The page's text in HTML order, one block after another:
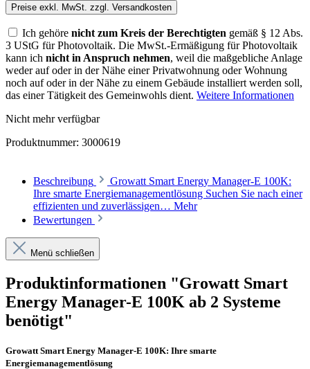
Preise exkl. MwSt. zzgl. Versandkosten
Ich gehöre nicht zum Kreis der Berechtigten gemäß § 12 Abs.
3 UStG für Photovoltaik. Die MwSt.-Ermäßigung für Photovoltaik
kann ich nicht in Anspruch nehmen, weil die maßgebliche Anlage
weder auf oder in der Nähe einer Privatwohnung oder Wohnung
noch auf oder in der Nähe zu einem Gebäude installiert werden soll,
das einer Tätigkeit des Gemeinwohls dient. Weitere Informationen
Nicht mehr verfügbar
Produktnummer: 3000619
Beschreibung
Growatt Smart Energy Manager-E 100K:
Ihre smarte Energiemanagementlösung Suchen Sie nach einer
effizienten und zuverlässigen… Mehr
Bewertungen
Menü schließen
Produktinformationen "Growatt Smart
Energy Manager-E 100K ab 2 Systeme
benötigt"
Growatt Smart Energy Manager-E 100K: Ihre smarte
Energiemanagementlösung